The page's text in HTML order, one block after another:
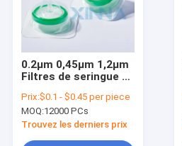
0.2μm 0,45μm 1,2μm
Filtres de seringue de
Polyéthersulfone
PES Filtre de
seringue
Prix:$0.1 - $0.45 per piece
MOQ:12000 PCs
Trouvez les derniers prix